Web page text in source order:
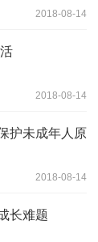
2018-08-14
2018-08-14
护未成年人原
2018-08-14
长难题